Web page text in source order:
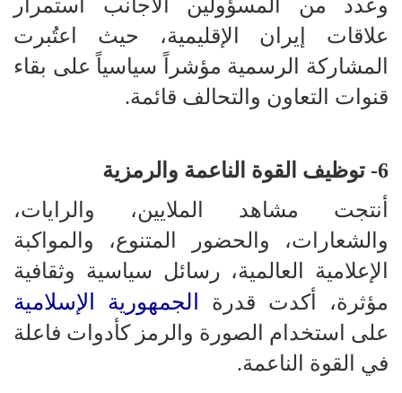
وعدد من المسؤولين الأجانب استمرار
علاقات إيران الإقليمية، حيث اعتُبرت
المشاركة الرسمية مؤشراً سياسياً على بقاء
قنوات التعاون والتحالف قائمة.
6- توظيف القوة الناعمة والرمزية
أنتجت مشاهد الملايين، والرايات،
والشعارات، والحضور المتنوع، والمواكبة
الإعلامية العالمية، رسائل سياسية وثقافية
مؤثرة، أكدت قدرة الجمهورية الإسلامية
على استخدام الصورة والرمز كأدوات فاعلة
في القوة الناعمة.